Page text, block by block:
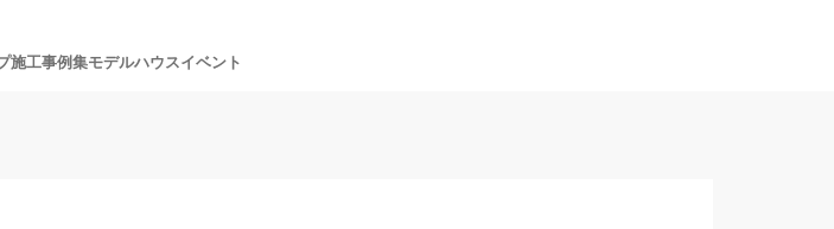
施工事例集モデルハウスイベント